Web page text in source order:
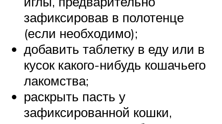
зафиксировав в полотенце
(если необходимо);
добавить таблетку в еду или в
кусок какого-нибудь кошачьего
лакомства;
раскрыть пасть у
зафиксированной кошки,